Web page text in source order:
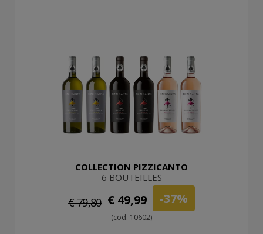
COLLECTION PIZZICANTO
6 BOUTEILLES
€ 79,80 € 49,99 -37%
(cod. 10602)